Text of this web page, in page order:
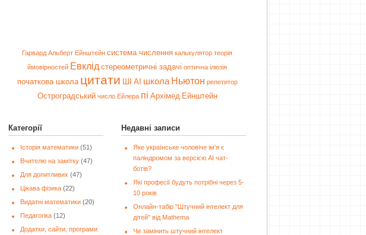
Гарвард Альберт Ейнштейн система числення калькулятор теорія
ймовірностей Евклід стереометричні задачі оптична ілюзія
початкова школа цитати ШІ AI школа Ньютон репетитор
Остроградський число Ейлера пі Архімед Ейнштейн
Категорії
Історія математики (51)
Вчителю на замітку (47)
Для допитливих (47)
Цікава фізика (22)
Видатні математики (20)
Педагогіка (12)
Додатки, сайти, програми
Недавні записи
Яке українське чоловіче ім'я є
паліндромом за версією AI чат-
ботів?
Які професії будуть потрібні через 5-
10 років
Онлайн-табір "Штучний інтелект для
дітей" від Mathema
Чи замінить штучний інтелект